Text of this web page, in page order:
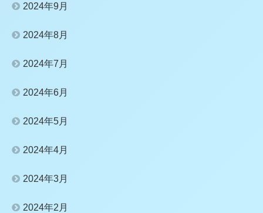
2024年9月
2024年8月
2024年7月
2024年6月
2024年5月
2024年4月
2024年3月
2024年2月